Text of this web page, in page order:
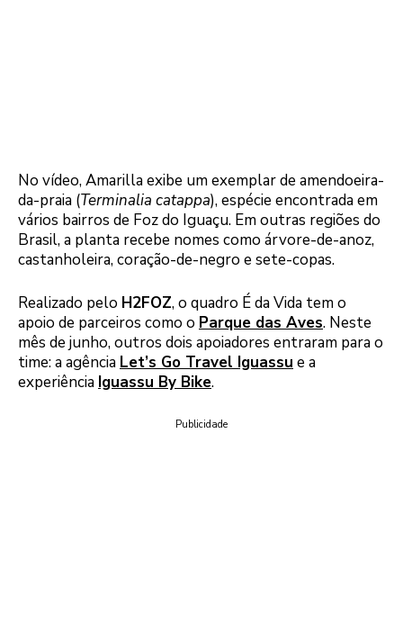
No vídeo, Amarilla exibe um exemplar de amendoeira-
da-praia (Terminalia catappa), espécie encontrada em
vários bairros de Foz do Iguaçu. Em outras regiões do
Brasil, a planta recebe nomes como árvore-de-anoz,
castanholeira, coração-de-negro e sete-copas.
Realizado pelo H2FOZ, o quadro É da Vida tem o
apoio de parceiros como o Parque das Aves. Neste
mês de junho, outros dois apoiadores entraram para o
time: a agência Let’s Go Travel Iguassu e a
experiência Iguassu By Bike.
Publicidade